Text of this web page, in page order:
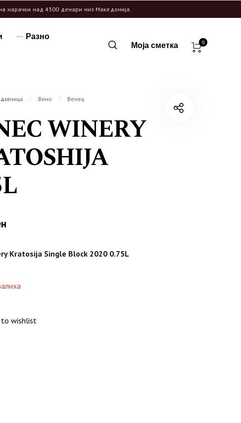
нарачки над 4300 денари низ Македонија.
Разно
Моја сметка 0
/ Вино / Венец
WINERY
Kratosija Single Block 2020 0.75L
to wishlist